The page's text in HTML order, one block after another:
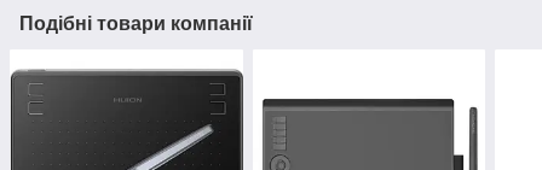
Подібні товари компанії